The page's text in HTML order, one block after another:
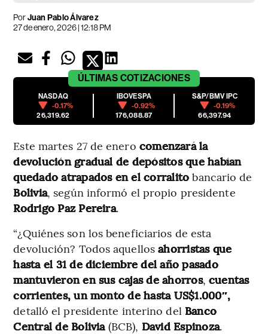
PorJuan Pablo Álvarez
27 de enero, 2026 | 12:18 PM
ÚLTIMAS COTIZACIONES
NASDAQ
-0.17%
26,319.62
IBOVESPA
-0.92%
176,088.87
S&P/BMV IPC
-0.19%
66,397.94
Este martes 27 de enero comenzará la
devolución gradual de depósitos que habían
quedado atrapados en el corralito bancario de
Bolivia, según informó el propio presidente
Rodrigo Paz Pereira.
“¿Quiénes son los beneficiarios de esta
devolución? Todos aquellos ahorristas que
hasta el 31 de diciembre del año pasado
mantuvieron en sus cajas de ahorros, cuentas
corrientes, un monto de hasta US$1.000″,
detalló el presidente interino del Banco
Central de Bolivia (BCB), David Espinoza.